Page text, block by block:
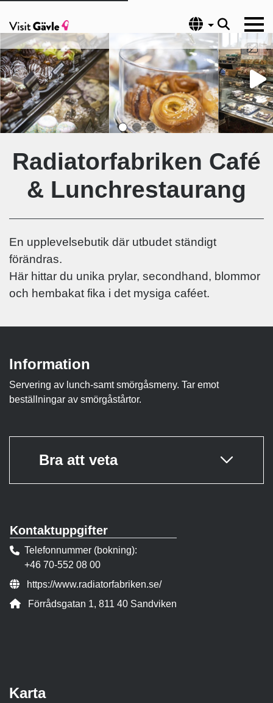
Språk
Radiatorfabriken Café
& Lunchrestaurang
En upplevelsebutik där utbudet ständigt
förändras.
Här hittar du unika prylar, secondhand, blommor
och hembakat fika i det mysiga caféet.
Information
Servering av lunch-samt smörgåsmeny. Tar emot
beställningar av smörgåstårtor.
Bra att veta
Kontaktuppgifter
Telefonnummer (bokning)
+46 70-552 08 00
Webbsida:
https://www.radiatorfabriken.se/
Adress:
Förrådsgatan 1, 811 40 Sandviken
Karta